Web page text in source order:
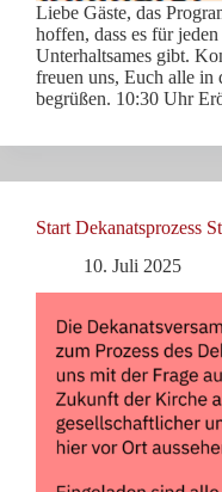
Liebe Gäste, das
hoffen, dass es für
Unterhaltsames gibt.
freuen uns, Euch alle in
begrüßen. 10:30 Uhr
Start Dekanatsprozess
10. Juli 2025